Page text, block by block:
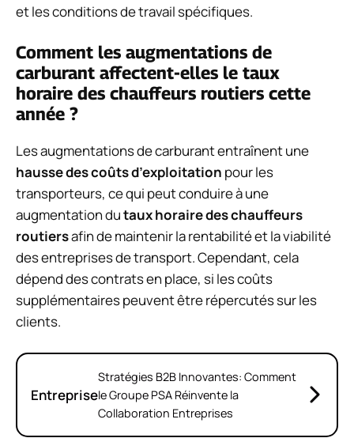
et les conditions de travail spécifiques.
Comment les augmentations de
carburant affectent-elles le taux
horaire des chauffeurs routiers cette
année ?
Les augmentations de carburant entraînent une
hausse des coûts d’exploitation pour les
transporteurs, ce qui peut conduire à une
augmentation dutaux horaire des chauffeurs
routiersafin de maintenir la rentabilité et la viabilité
des entreprises de transport. Cependant, cela
dépend des contrats en place, si les coûts
supplémentaires peuvent être répercutés sur les
clients.
Entreprise
Stratégies B2B Innovantes: Comment
le Groupe PSA Réinvente la
Collaboration Entreprises